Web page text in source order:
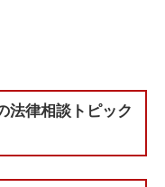
法律相談トピック